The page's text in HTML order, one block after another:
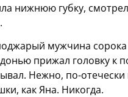
нижнюю губку,
мужчина сорока
прижал головку к
Нежно, по-
как Яна. Никогда.